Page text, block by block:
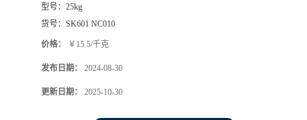
型号： 25kg
货号： SK601 NC010
价格： ￥15.5/千克
发布日期： 2024-08-30
更新日期： 2025-10-30